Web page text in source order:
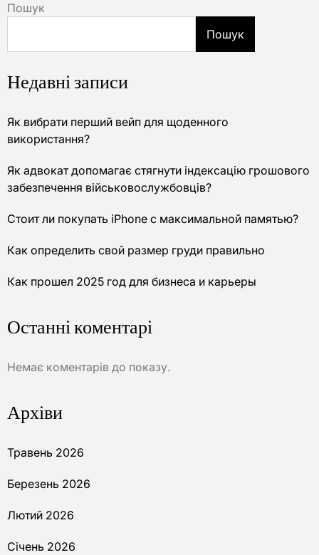
Пошук
Пошук
Недавні записи
Як вибрати перший вейп для щоденного
використання?
Як адвокат допомагає стягнути індексацію грошового
забезпечення військовослужбовців?
Стоит ли покупать iPhone с максимальной памятью?
Как определить свой размер груди правильно
Как прошел 2025 год для бизнеса и карьеры
Останні коментарі
Немає коментарів до показу.
Архіви
Травень 2026
Березень 2026
Лютий 2026
Січень 2026